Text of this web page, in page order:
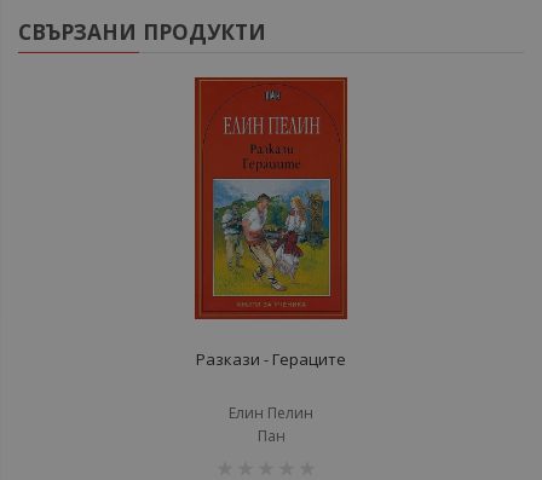
СВЪРЗАНИ ПРОДУКТИ
Разкази - Гераците
Елин Пелин
Пан